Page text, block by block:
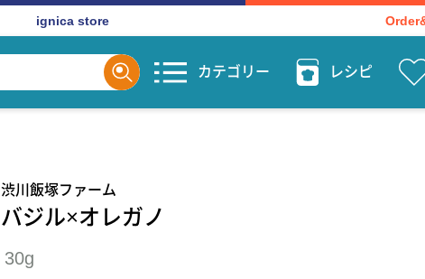
ignica store
カテゴリー レシピ
渋川飯塚ファーム
バジル×オレガノ
30g